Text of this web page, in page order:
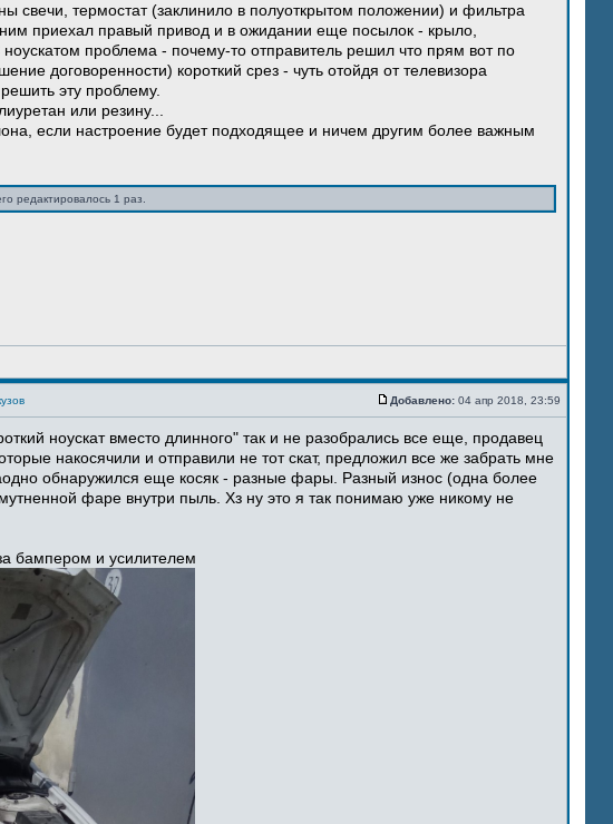
свечи, термостат (заклинило в полуоткрытом положении) и фильтра
приехал правый привод и в ожидании еще посылок - крыло,
проблема - почему-то отправитель решил что прям вот по
договоренности) короткий срез - чуть отойдя от телевизора
эту проблему.
или резину...
если настроение будет подходящее и ничем другим более важным
редактировалось 1 раз.
Добавлено: 04 апр 2018, 23:59
ноускат вместо длинного" так и не разобрались все еще, продавец
накосячили и отправили не тот скат, предложил все же забрать мне
обнаружился еще косяк - разные фары. Разный износ (одна более
фаре внутри пыль. Хз ну это я так понимаю уже никому не
бампером и усилителем